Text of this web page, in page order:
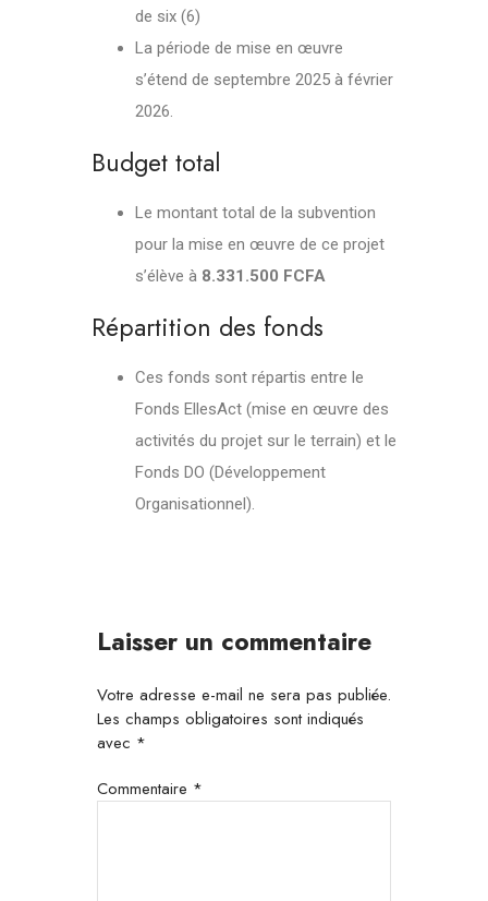
de six (6)
La période de mise en œuvre
s’étend de septembre 2025 à février
2026.
Budget total
Le montant total de la subvention
pour la mise en œuvre de ce projet
s’élève à 8.331.500 FCFA
Répartition des fonds
Ces fonds sont répartis entre le
Fonds EllesAct (mise en œuvre des
activités du projet sur le terrain) et le
Fonds DO (Développement
Organisationnel).
Laisser un commentaire
Votre adresse e-mail ne sera pas publiée.
Les champs obligatoires sont indiqués
avec *
Commentaire *